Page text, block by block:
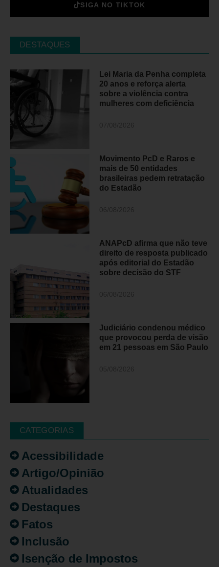
SIGA NO TIKTOK
DESTAQUES
Lei Maria da Penha completa
20 anos e reforça alerta
sobre a violência contra
mulheres com deficiência
Movimento PcD e Raros e
mais de 50 entidades
brasileiras pedem retratação
do Estadão
ANAPcD afirma que não teve
direito de resposta publicado
após editorial do Estadão
sobre decisão do STF
Judiciário condenou médico
que provocou perda de visão
em 21 pessoas em São Paulo
CATEGORIAS
Acessibilidade
Artigo/Opinião
Atualidades
Destaques
Fatos
Inclusão
Isenção de Impostos